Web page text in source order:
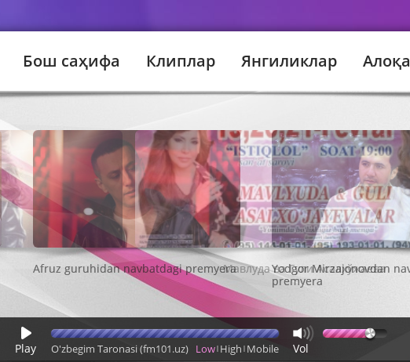
Бош саҳифа Клиплар Янгиликлар Алоқа
Мавлуда ва Гули Асалхўжаева
Play Low High Mobile
O'zbegim Taronasi (fm101.uz) Vol